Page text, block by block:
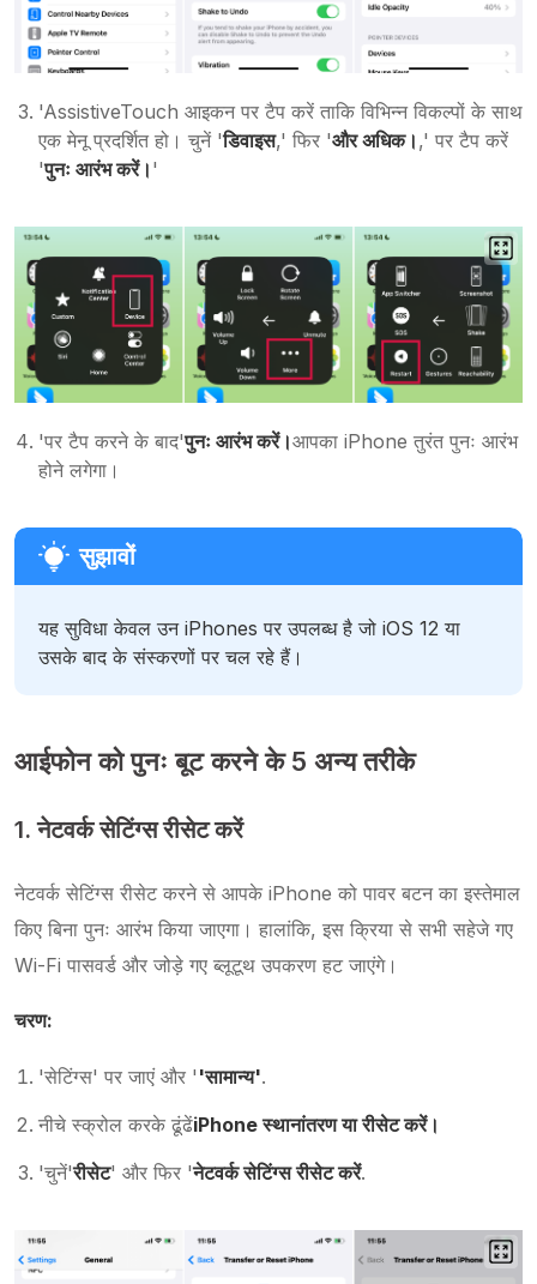
'AssistiveTouch आइकन पर टैप करें ताकि विभिन्न विकल्पों के साथ
एक मेनू प्रदर्शित हो। चुनें 'डिवाइस,' फिर 'और अधिक। ,' पर टैप करें
'पुनः आरंभ करें। '
'पर टैप करने के बाद'पुनः आरंभ करें।आपका iPhone तुरंत पुनः आरंभ
होने लगेगा।
यह सुविधा केवल उन iPhones पर उपलब्ध है जो iOS 12 या
उसके बाद के संस्करणों पर चल रहे हैं।
आईफोन को पुनः बूट करने के 5 अन्य तरीके
1. नेटवर्क सेटिंग्स रीसेट करें
नेटवर्क सेटिंग्स रीसेट करने से आपके iPhone को पावर बटन का इस्तेमाल
किए बिना पुनः आरंभ किया जाएगा। हालांकि, इस क्रिया से सभी सहेजे गए
Wi-Fi पासवर्ड और जोड़े गए ब्लूटूथ उपकरण हट जाएंगे।
चरण:
'सेटिंग्स' पर जाएं और ' 'सामान्य'.
नीचे स्क्रोल करके ढूंढेंiPhone स्थानांतरण या रीसेट करें।
'चुनें'रीसेट' और फिर 'नेटवर्क सेटिंग्स रीसेट करें.